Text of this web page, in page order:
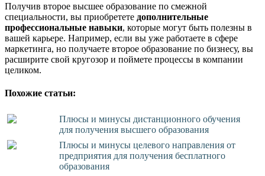
Получив второе высшее образование по смежной
специальности, вы приобретете дополнительные
профессиональные навыки, которые могут быть полезны в
вашей карьере. Например, если вы уже работаете в сфере
маркетинга, но получаете второе образование по бизнесу, вы
расширите свой кругозор и поймете процессы в компании
целиком.
Похожие статьи:
Плюсы и минусы дистанционного обучения
для получения высшего образования
Плюсы и минусы целевого направления от
предприятия для получения бесплатного
образования